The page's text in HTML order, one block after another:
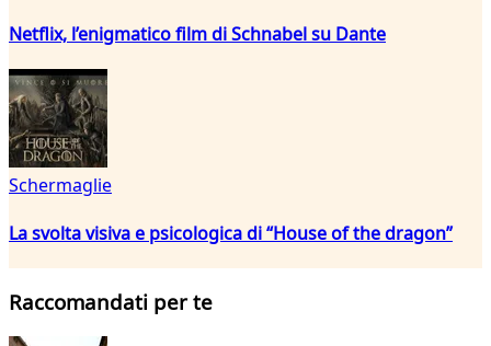
Netflix, l’enigmatico film di Schnabel su Dante
Schermaglie
La svolta visiva e psicologica di “House of the dragon”
Raccomandati per te